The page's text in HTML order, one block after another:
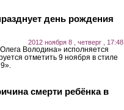
день рождения
2012 ноября 8 , четверг , 17:48
Володина» исполняется
отметить 9 ноября в стиле
смерти ребёнка в